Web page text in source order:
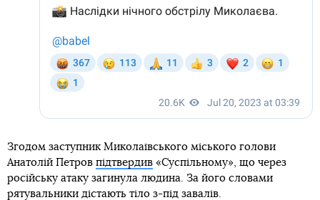
Згодом заступник Миколаївського міського голови
Анатолій Петров підтвердив «Суспільному», що через
російську атаку загинула людина. За його словами
рятувальники дістають тіло з-під завалів.